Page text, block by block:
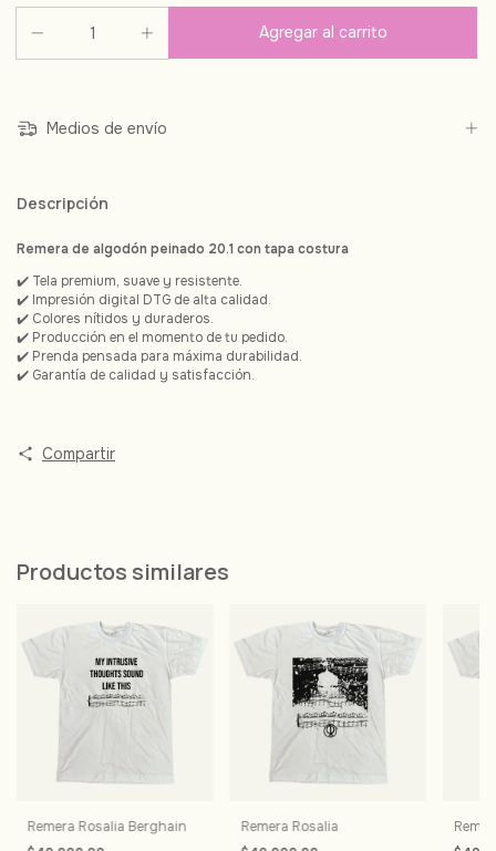
Medios de envío
Descripción
Remera de algodón peinado 20.1 con tapa costura
✔️ Tela premium, suave y resistente.
✔️ Impresión digital DTG de alta calidad.
✔️ Colores nítidos y duraderos.
✔️ Producción en el momento de tu pedido.
✔️ Prenda pensada para máxima durabilidad.
✔️ Garantía de calidad y satisfacción.
Compartir
Productos similares
Remera Rosalia Berghain
Remera Rosalia